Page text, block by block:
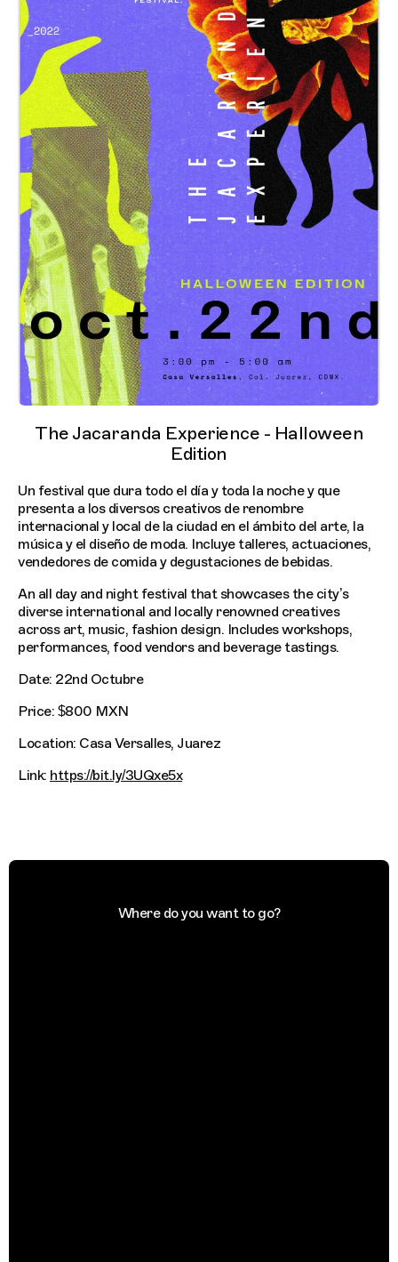
The Jacaranda Experience - Halloween
Edition
Un festival que dura todo el día y toda la noche y que
presenta a los diversos creativos de renombre
internacional y local de la ciudad en el ámbito del arte, la
música y el diseño de moda. Incluye talleres, actuaciones,
vendedores de comida y degustaciones de bebidas.
An all day and night festival that showcases the city’s
diverse international and locally renowned creatives
across art, music, fashion design. Includes workshops,
performances, food vendors and beverage tastings.
Date: 22nd Octubre
Price: $800 MXN
Location: Casa Versalles, Juarez
Link: https://bit.ly/3UQxe5x
Where do you want to go?